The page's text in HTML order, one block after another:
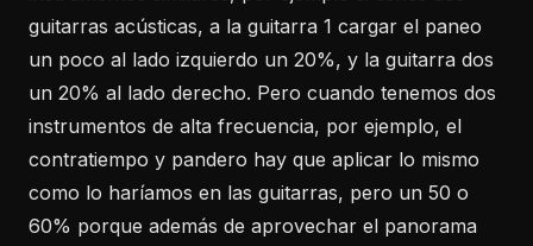
guitarras acústicas, a la guitarra 1 cargar el paneo
un poco al lado izquierdo un 20%, y la guitarra dos
un 20% al lado derecho. Pero cuando tenemos dos
instrumentos de alta frecuencia, por ejemplo, el
contratiempo y pandero hay que aplicar lo mismo
como lo haríamos en las guitarras, pero un 50 o
60% porque además de aprovechar el panorama